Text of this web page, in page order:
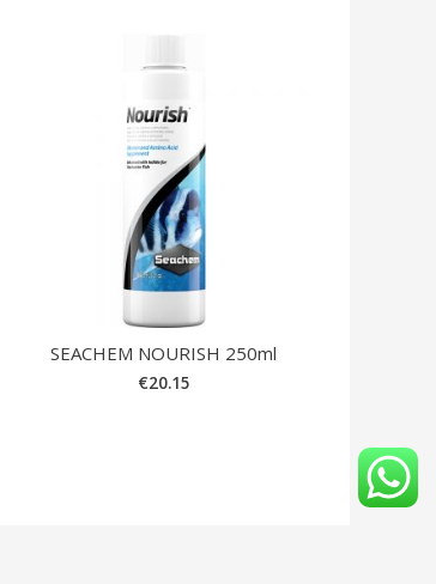
SEACHEM NOURISH 250ml
€20.15